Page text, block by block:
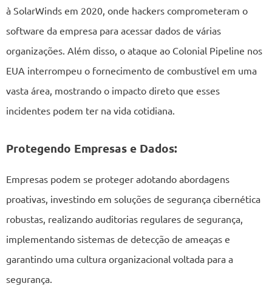
à SolarWinds em 2020, onde hackers comprometeram o
software da empresa para acessar dados de várias
organizações. Além disso, o ataque ao Colonial Pipeline nos
EUA interrompeu o fornecimento de combustível em uma
vasta área, mostrando o impacto direto que esses
incidentes podem ter na vida cotidiana.
Protegendo Empresas e Dados:
Empresas podem se proteger adotando abordagens
proativas, investindo em soluções de segurança cibernética
robustas, realizando auditorias regulares de segurança,
implementando sistemas de detecção de ameaças e
garantindo uma cultura organizacional voltada para a
segurança.